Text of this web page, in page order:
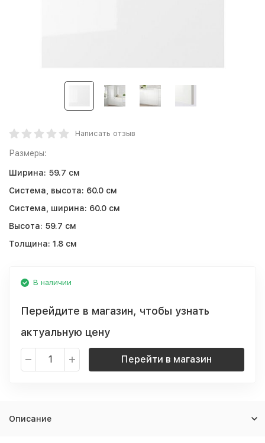
Написать отзыв
Размеры:
Ширина: 59.7 см
Система, высота: 60.0 см
Система, ширина: 60.0 см
Высота: 59.7 см
Толщина: 1.8 см
В наличии
Перейдите в магазин, чтобы узнать
актуальную цену
Перейти в магазин
Описание